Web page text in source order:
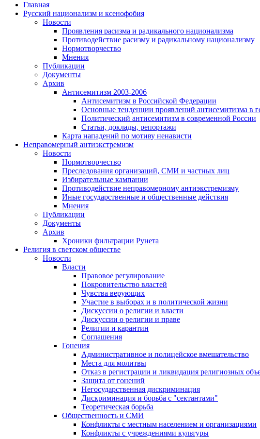
Главная
Русский национализм и ксенофобия
Новости
Проявления расизма и радикального национализма
Противодействие расизму и радикальному национализму
Нормотворчество
Мнения
Публикации
Документы
Архив
Антисемитизм 2003-2006
Антисемитизм в Российской Федерации
Основные тенденции проявлений антисемитизма в
Политический антисемитизм в современной России
Статьи, доклады, репортажи
Карта нападений по мотиву ненависти
Неправомерный антиэкстремизм
Новости
Нормотворчество
Преследования организаций, СМИ и частных лиц
Избирательные кампании
Противодействие неправомерному антиэкстремизму
Иные государственные и общественные действия
Мнения
Публикации
Документы
Архив
Хроники фильтрации Рунета
Религия в светском обществе
Новости
Власти
Правовое регулирование
Покровительство властей
Чувства верующих
Участие в выборах и в политической жизни
Дискуссии о религии и власти
Дискуссии о религии и праве
Религии и карантин
Соглашения
Гонения
Административное и полицейское вмешательство
Места для молитвы
Отказ в регистрации и ликвидация религиозных
Защита от гонений
Негосударственная дискриминация
Дискриминация и борьба с "сектантами"
Теоретическая борьба
Общественность и СМИ
Конфликты с местным населением и организациями
Конфликты с учреждениями культуры